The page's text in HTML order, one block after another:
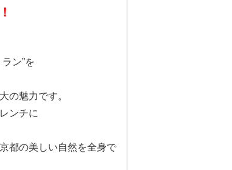
ン”を
の魅力です。
ンチに
都の美しい自然を全身で